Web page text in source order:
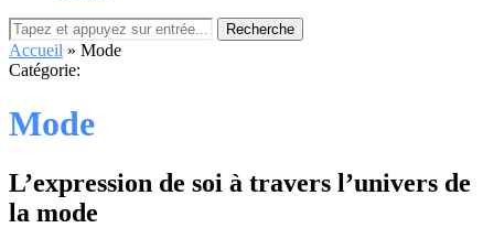
Recherche
Accueil » Mode
Catégorie:
Mode
L’expression de soi à travers l’univers de
la mode